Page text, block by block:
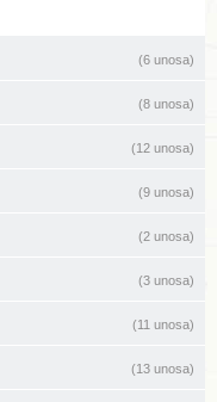
(6 unosa)
(8 unosa)
(12 unosa)
(9 unosa)
(2 unosa)
(3 unosa)
(11 unosa)
(13 unosa)